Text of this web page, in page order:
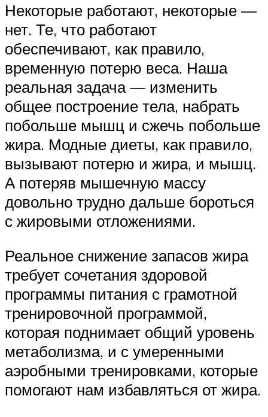
Некоторые работают, некоторые —
нет. Те, что работают
обеспечивают, как правило,
временную потерю веса. Наша
реальная задача — изменить
общее построение тела, набрать
побольше мышц и сжечь побольше
жира. Модные диеты, как правило,
вызывают потерю и жира, и мышц.
А потеряв мышечную массу
довольно трудно дальше бороться
с жировыми отложениями.
Реальное снижение запасов жира
требует сочетания здоровой
программы питания с грамотной
тренировочной программой,
которая поднимает общий уровень
метаболизма, и с умеренными
аэробными тренировками, которые
помогают нам избавляться от жира.